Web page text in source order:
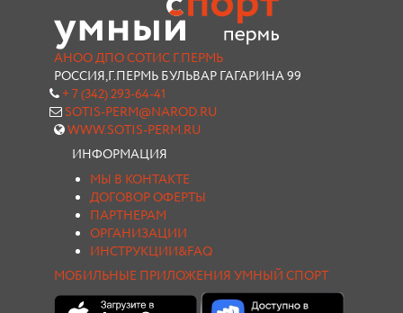
АНОО ДПО СОТИС Г.ПЕРМЬ
РОССИЯ,Г.ПЕРМЬ БУЛЬВАР ГАГАРИНА 99
+ 7 (342) 293-64-41
SOTIS-PERM@NAROD.RU
WWW.SOTIS-PERM.RU
ИНФОРМАЦИЯ
МЫ В КОНТАКТЕ
ДОГОВОР ОФЕРТЫ
ПАРТНЕРАМ
ОРГАНИЗАЦИИ
ИНСТРУКЦИИ&FAQ
МОБИЛЬНЫЕ ПРИЛОЖЕНИЯ УМНЫЙ СПОРТ